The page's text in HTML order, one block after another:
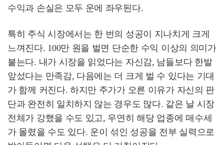
수익과 손실은 모두 운에 좌우된다.
특히 주식 시장에서는 한 번의 성공이 지나치게 크게
느껴진다. 100만 원을 벌면 단순한 수익 이상의 의미가
붙는다. 내가 시장을 읽었다는 자신감, 남들보다 한발
앞섰다는 만족감, 다음에는 더 크게 벌 수 있다는 기대
가 함께 커진다. 하지만 주가가 오른 이유가 자신의 판
단과 완전히 일치하지 않는 경우도 많다. 같은 날 시장
전체가 강했을 수도 있고, 우연히 해당 업종에 매수세
가 몰렸을 수도 있다. 운이 섞인 성공을 전부 실력으로